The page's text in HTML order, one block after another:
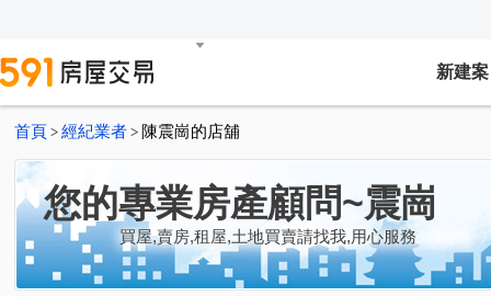
新建案
首頁 > 經紀業者 > 陳震崗的店舖
您的專業房產顧問~震崗
買屋,賣房,租屋,土地買賣請找我,用心服務